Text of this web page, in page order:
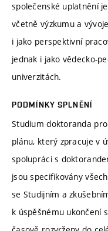
společenské uplatnění
včetně výzkumu a
i jako perspektivní
jednak i jako vědecko-
univerzitách.
PODMÍNKY SPLNĚNÍ
Studium doktoranda
plánu, který zpracuje v
spolupráci s
jsou specifikovány
se Studijním a
k úspěšnému ukončení